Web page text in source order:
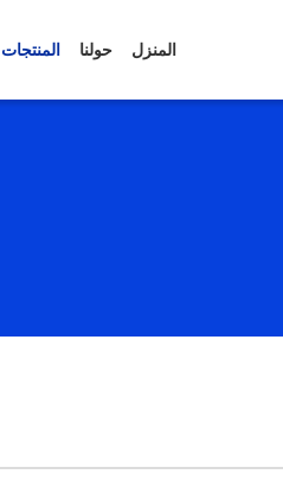
المنزل حولنا المنتجات